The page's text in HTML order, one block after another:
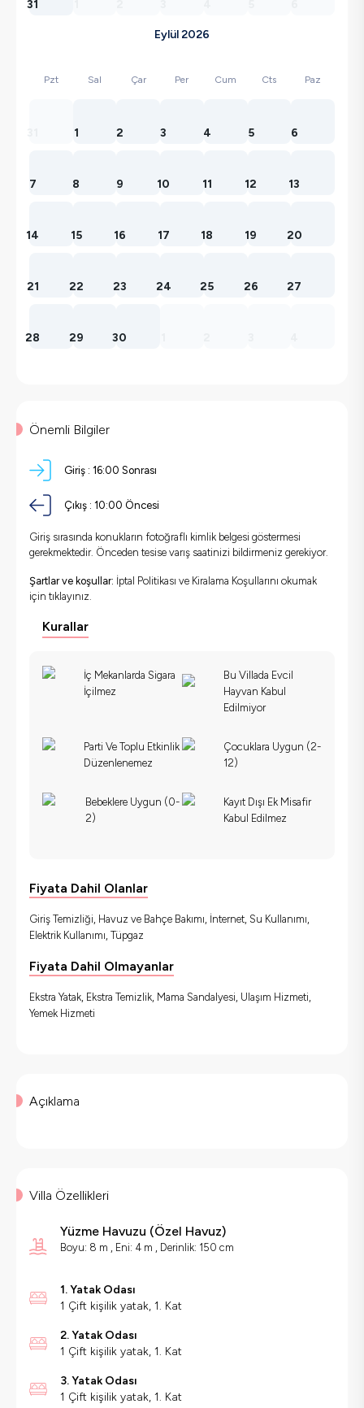
31
Eylül 2026
Pzt Sal Çar Per Cum Cts Paz
1 2 3 4 5 6
7 8 9 10 11 12 13
14 15 16 17 18 19 20
21 22 23 24 25 26 27
28 29 30
Önemli Bilgiler
Giriş : 16:00 Sonrası
Çıkış : 10:00 Öncesi
Giriş sırasında konukların fotoğraflı kimlik belgesi göstermesi
gerekmektedir. Önceden tesise varış saatinizi bildirmeniz gerekiyor.
Şartlar ve koşullar: İptal Politikası ve Kiralama Koşullarını okumak
için tıklayınız.
Kurallar
İç Mekanlarda Sigara
İçilmez
Bu Villada Evcil
Hayvan Kabul
Edilmiyor
Parti Ve Toplu Etkinlik
Düzenlenemez
Çocuklara Uygun (2-
12)
Bebeklere Uygun (0-
2)
Kayıt Dışı Ek Misafir
Kabul Edilmez
Fiyata Dahil Olanlar
Giriş Temizliği, Havuz ve Bahçe Bakımı, İnternet, Su Kullanımı,
Elektrik Kullanımı, Tüpgaz
Fiyata Dahil Olmayanlar
Ekstra Yatak, Ekstra Temizlik, Mama Sandalyesi, Ulaşım Hizmeti,
Yemek Hizmeti
Açıklama
Villa Özellikleri
Yüzme Havuzu (Özel Havuz)
Boyu: 8 m , Eni: 4 m , Derinlik: 150 cm
1. Yatak Odası
1 Çift kişilik yatak, 1. Kat
2. Yatak Odası
1 Çift kişilik yatak, 1. Kat
3. Yatak Odası
1 Çift kişilik yatak, 1. Kat